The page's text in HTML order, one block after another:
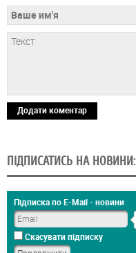
Додати коментар
ПІДПИСАТИСЬ НА НОВИНИ:
Підписка по E-Mail - новини
Скасувати підписку